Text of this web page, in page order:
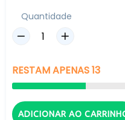
Quantidade
RESTAMAPENAS13
ADICIONAR AO